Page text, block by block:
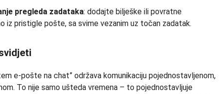
pregleda zadataka: dodajte bilješke ili povratne
iz pristigle pošte, sa svime vezanim uz točan zadatak.
e-pošte na chat” održava komunikaciju pojednostavljenom,
To nije samo ušteda vremena – to pojednostavljuje